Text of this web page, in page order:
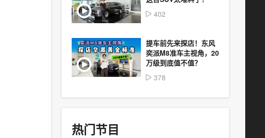
402
提车前先来探店！东风
奕派M8准车主视角，20
万级到底值不值？
378
热门节目